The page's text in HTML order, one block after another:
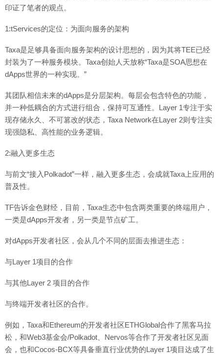
印证了笔者的观点。
1:tServices的定位：为面向服务的架构
Taxa是足够具备面向服务架构的设计思想的，因为其将TEE已经
封装为了一种服务模块。Taxa创始人天放称“Taxa是SOA思想在
dApps世界的一种实现。”
其团队相信未来的dApps是分层架构。每层会包含特色的功能，
并一种低耦合的方式进行组合，保持可互通性。Layer 1专注于实
现存储永久、不可篡改的状态，Taxa Network在Layer 2则专注实
现强隐私、高性能的业务逻辑。
2:融入更多生态
与前文“接入Polkadot”一样，融入更多生态，会成就Taxa上应用的
普及性。
TF告诉金色财经，目前，Taxa生态中包含两类重要的终端用户，
一类是dApps开发者，另一类是节点矿工。
对dApps开发者社区，会从几个不同的层面去推进生态：
与Layer 1项目的合作
与其他Layer 2 项目的合作
与终端开发者社区的合作。
例如，Taxa和Ethereum的开发者社区ETHGlobal合作了黑客马拉
松，和Web3基金会/Polkadot、Nervos等合作了开发者社区见面
会，也和Cocos-BCX等具备垂直行业优势的Layer 1项目达成了生